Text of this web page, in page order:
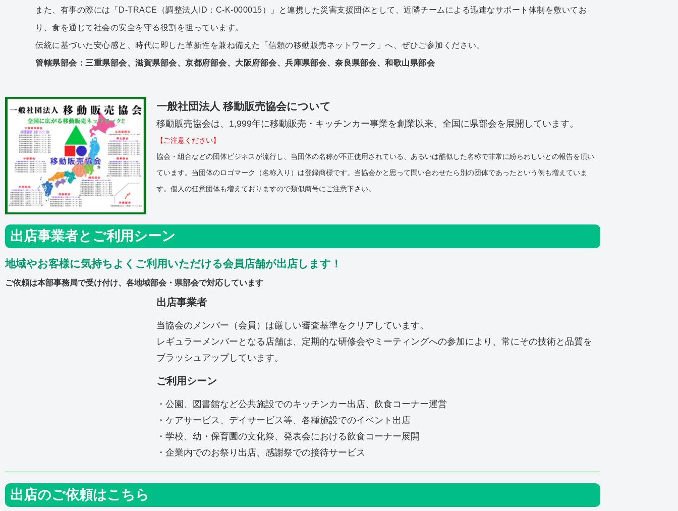
また、有事の際には「D-TRACE（調整法人ID：C-K-000015）」と連携した災害支援団体として、近隣チームによる迅速なサポート体制を敷いてお
り、食を通じて社会の安全を守る役割を担っています。
伝統に基づいた安心感と、時代に即した革新性を兼ね備えた「信頼の移動販売ネットワーク」へ、ぜひご参加ください。
管轄県部会：三重県部会、滋賀県部会、京都府部会、大阪府部会、兵庫県部会、奈良県部会、和歌山県部会
一般社団法人 移動販売協会について
移動販売協会は、1,999年に移動販売・キッチンカー事業を創業以来、全国に県部会を展開しています。
【ご注意ください】
協会・組合などの団体ビジネスが流行し、当団体の名称が不正使用されている、あるいは酷似した名称で非常に紛らわしいとの報告を頂い
ています。当団体のロゴマーク（名称入り）は登録商標です。当協会かと思って問い合わせたら別の団体であったという例も増えていま
す。個人の任意団体も増えておりますので類似商号にご注意下さい。
出店事業者とご利用シーン
地域やお客様に気持ちよくご利用いただける会員店舗が出店します！
ご依頼は本部事務局で受け付け、各地域部会・県部会で対応しています
出店事業者
当協会のメンバー（会員）は厳しい審査基準をクリアしています。
レギュラーメンバーとなる店舗は、定期的な研修会やミーティングへの参加により、常にその技術と品質を
ブラッシュアップしています。
ご利用シーン
・公園、図書館など公共施設でのキッチンカー出店、飲食コーナー運営
・ケアサービス、デイサービス等、各種施設でのイベント出店
・学校、幼・保育園の文化祭、発表会における飲食コーナー展開
・企業内でのお祭り出店、感謝祭での接待サービス
出店のご依頼はこちら